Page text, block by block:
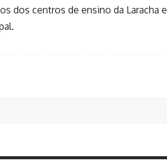
dos centros de ensino da Laracha e